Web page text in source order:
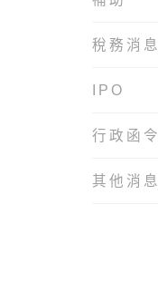
稅務消息
IPO
行政函令
其他消息